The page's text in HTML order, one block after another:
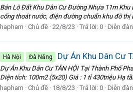
Bán Lô Đất Khu Dân Cư Đường Nhựa 11m Khu
cống thoát nước, điện đường chuẩn khu đô thị
hapham
Chủ đề 22/8/23 Trả lời: 0 Diễn
Hà Nội Đà Nẵng Dự Án Khu Dân Cư
Dự Án Khu Dân Cư TÂN HỘI Tại Thành Phố
Diện tích: 100m2 (5x20) Giá : 1 tỉ 430triệu Hạ
hapham
Chủ đề 18/8/23 Trả lời: 0 Diễn